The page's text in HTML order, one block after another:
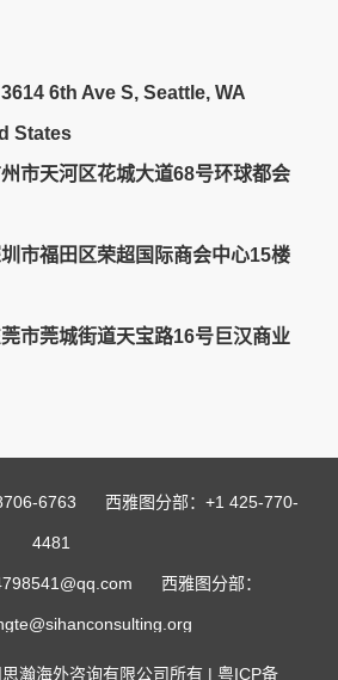
6th Ave S, Seattle, WA
States
市天河区花城大道68号环球都会
圳市福田区荣超国际商会中心15楼
莞市莞城街道天宝路16号巨汉商业
6763 西雅图分部：+1 425-770-
4481
西雅图分部：
瀚海外咨询有限公司所有 | 粤ICP备